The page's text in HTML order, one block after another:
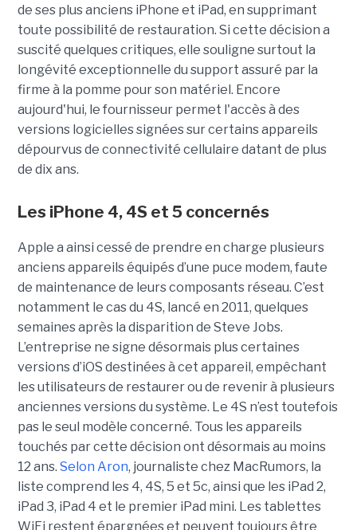
de ses plus anciens iPhone et iPad, en supprimant
toute possibilité de restauration. Si cette décision a
suscité quelques critiques, elle souligne surtout la
longévité exceptionnelle du support assuré par la
firme à la pomme pour son matériel. Encore
aujourd'hui, le fournisseur permet l'accès à des
versions logicielles signées sur certains appareils
dépourvus de connectivité cellulaire datant de plus
de dix ans.
Les iPhone 4, 4S et 5 concernés
Apple a ainsi cessé de prendre en charge plusieurs
anciens appareils équipés d’une puce modem, faute
de maintenance de leurs composants réseau. C’est
notamment le cas du 4S, lancé en 2011, quelques
semaines après la disparition de Steve Jobs.
L’entreprise ne signe désormais plus certaines
versions d’iOS destinées à cet appareil, empêchant
les utilisateurs de restaurer ou de revenir à plusieurs
anciennes versions du système. Le 4S n’est toutefois
pas le seul modèle concerné. Tous les appareils
touchés par cette décision ont désormais au moins
12 ans. Selon Aron, journaliste chez MacRumors, la
liste comprend les 4, 4S, 5 et 5c, ainsi que les iPad 2,
iPad 3, iPad 4 et le premier iPad mini. Les tablettes
WiFi restent épargnées et peuvent toujours être